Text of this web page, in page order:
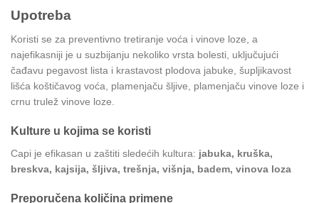
Upotreba
Koristi se za preventivno tretiranje voća i vinove loze, a
najefikasniji je u suzbijanju nekoliko vrsta bolesti, uključujući
čađavu pegavost lista i krastavost plodova jabuke, šupljikavost
lišća koštičavog voća, plamenjaču šljive, plamenjaču vinove loze i
crnu trulež vinove loze.
Kulture u kojima se koristi
Capi je efikasan u zaštiti sledećih kultura: jabuka, kruška,
breskva, kajsija, šljiva, trešnja, višnja, badem, vinova loza
Preporučena količina primene